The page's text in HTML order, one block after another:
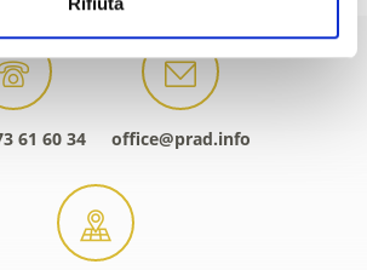
61 60 34 office@prad.info